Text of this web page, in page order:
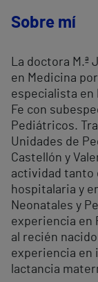
Sobre mí
La doctora M.ª
en Medicina
especialista en
Fe con
Pediátricos.
Unidades de
Castellón y
actividad tanto
hospitalaria y
Neonatales y
experiencia en
al recién
experiencia en
lactancia